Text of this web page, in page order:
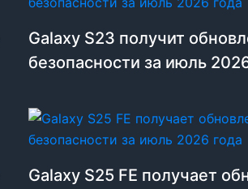
Galaxy S23 получит
безопасности за июль
Galaxy S25 FE получает